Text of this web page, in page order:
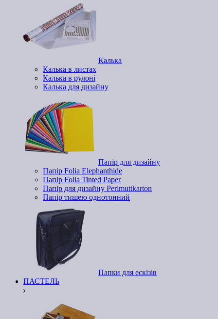
Калька
Калька в листах
Калька в рулоні
Калька для дизайну
Папір для дизайну
Папір Folia Elephanthide
Папір Folia Tinted Paper
Папір для дизайну Perlmuttkarton
Папір тишею однотонний
Папки для ескізів
ПАСТЕЛЬ